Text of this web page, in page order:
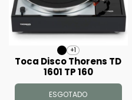
+1
Toca Disco Thorens TD
1601 TP 160
ESGOTADO